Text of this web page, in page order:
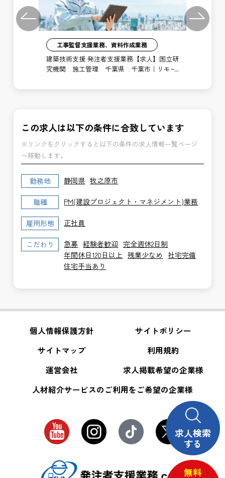
Previous
工事監督支援業務、資料作成業務
建築技術支援 発注者支援業務【求人】国立研
究機関 施工管理 千葉県 千葉市｜リモー
Next
この求人は以下の条件に合致しています
※リンクをクリックすると以下の条件の求人情報一覧ページ
へ移動します。
勤務地 静岡県 牧之原市
職種 PM(建設プロジェクト・マネジメント)業務
雇用形態 正社員
こだわり 急募 経験者歓迎 完全週休2日制
年間休日120日以上 残業少なめ
社宅完備
住宅手当あり
個人情報保護方針
サイトポリシー
サイトマップ
利用規約
運営会社
求人掲載希望の企業様
人材紹介サービスのご利用をご希望の企業様
求人検索
する
無料